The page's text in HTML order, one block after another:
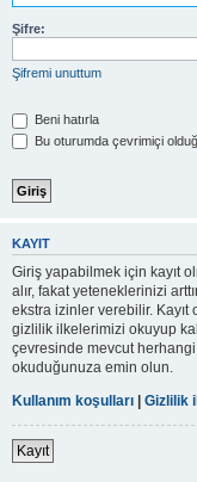
Şifre:
Şifremi unuttum
Beni hatırla
Bu oturumda çevrimiçi
KAYIT
Giriş yapabilmek için kayıt
alır, fakat yeteneklerinizi
ekstra izinler verebilir. Kayıt
gizlilik ilkelerimizi okuyup
çevresinde mevcut
okuduğunuza emin olun.
Kullanım koşulları | Gizlilik
Kayıt